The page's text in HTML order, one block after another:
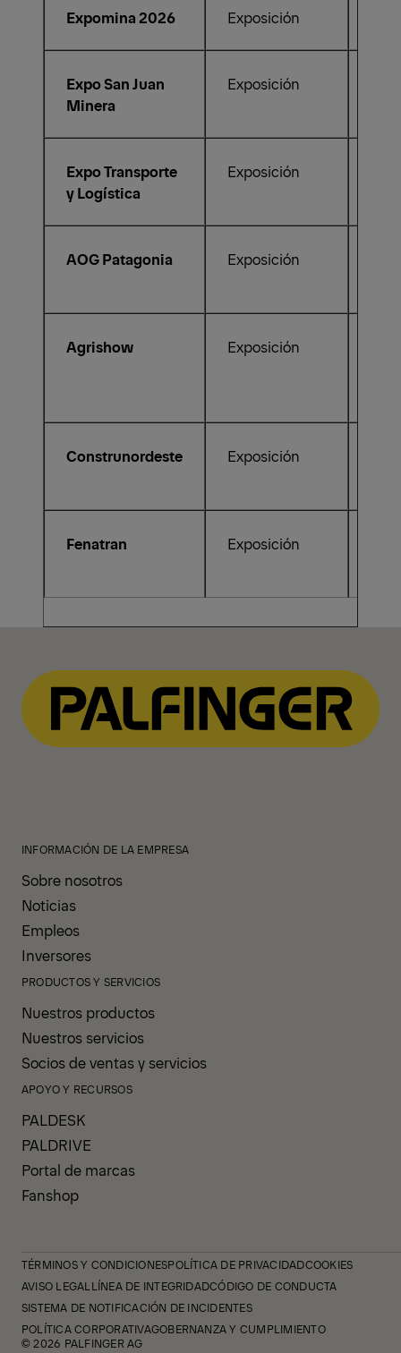
Expomina 2026 Exposición
Expo San Juan
Minera
Exposición
Expo Transporte
y Logística
Exposición
AOG Patagonia Exposición
Agrishow Exposición
Construnordeste Exposición
Fenatran Exposición
INFORMACIÓN DE LA EMPRESA
Sobre nosotros
Noticias
Empleos
Inversores
PRODUCTOS Y SERVICIOS
Nuestros productos
Nuestros servicios
Socios de ventas y servicios
APOYO Y RECURSOS
PALDESK
PALDRIVE
Portal de marcas
Fanshop
TÉRMINOS Y CONDICIONESPOLÍTICA DE PRIVACIDADCOOKIES
AVISO LEGAL LÍNEA DE INTEGRIDADCÓDIGO DE CONDUCTA
SISTEMA DE NOTIFICACIÓN DE INCIDENTES
POLÍTICA CORPORATIVAGOBERNANZA Y CUMPLIMIENTO
© 2026 PALFINGER AG